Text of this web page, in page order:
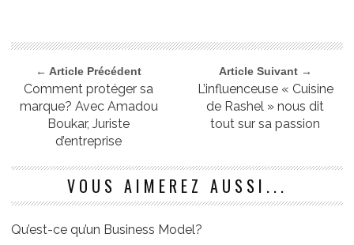
← Article Précédent
Comment protéger sa
marque? Avec Amadou
Boukar, Juriste
d’entreprise
Article Suivant →
L’influenceuse « Cuisine
de Rashel » nous dit
tout sur sa passion
VOUS AIMEREZ AUSSI...
Qu’est-ce qu’un Business Model?